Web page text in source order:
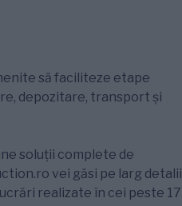
să faciliteze etape
depozitare, transport și
soluții complete de
vei găsi pe larg detalii
realizate în cei peste 17